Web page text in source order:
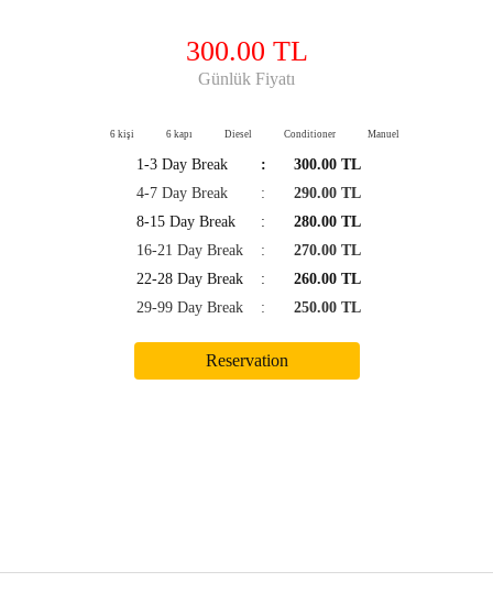
300.00 TL
Günlük Fiyatı
6 kişi 6 kapı Diesel Conditioner Manuel
1-3 Day Break :
300.00 TL
4-7 Day Break
:
290.00 TL
8-15 Day Break
:
280.00 TL
16-21 Day Break
:
270.00 TL
22-28 Day Break
:
260.00 TL
29-99 Day Break
: 250.00 TL